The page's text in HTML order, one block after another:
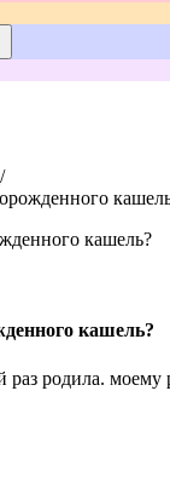
/
кашель?
раз родила.